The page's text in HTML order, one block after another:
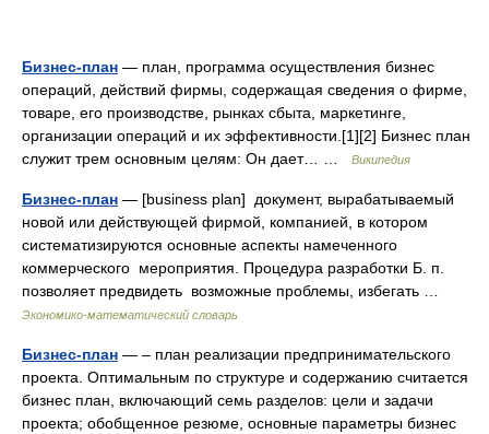
Бизнес-план — план, программа осуществления бизнес
операций, действий фирмы, содержащая сведения о фирме,
товаре, его производстве, рынках сбыта, маркетинге,
организации операций и их эффективности.[1][2] Бизнес план
служит трем основным целям: Он дает… …
Википедия
Бизнес-план — [business plan] документ, вырабатываемый
новой или действующей фирмой, компанией, в котором
систематизируются основные аспекты намеченного
коммерческого мероприятия. Процедура разработки Б. п.
позволяет предвидеть возможные проблемы, избегать …
Экономико-математический словарь
Бизнес-план — – план реализации предпринимательского
проекта. Оптимальным по структуре и содержанию считается
бизнес план, включающий семь разделов: цели и задачи
проекта; обобщенное резюме, основные параметры бизнес